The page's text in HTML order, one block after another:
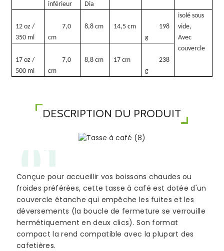
inférieur
Dia
12 oz /
350 ml
7,0
cm
8,8 cm 14,5 cm
198
g
isolé sous
vide,
Avec
couvercle
17 oz /
500 ml
7,0
cm
8,8 cm 17 cm
238
g
DESCRIPTION DU PRODUIT
01
Conçue pour accueillir vos boissons chaudes ou
froides préférées, cette tasse à café est dotée d'un
couvercle étanche qui empêche les fuites et les
déversements (la boucle de fermeture se verrouille
hermétiquement en deux clics). Son format
compact la rend compatible avec la plupart des
cafetières.